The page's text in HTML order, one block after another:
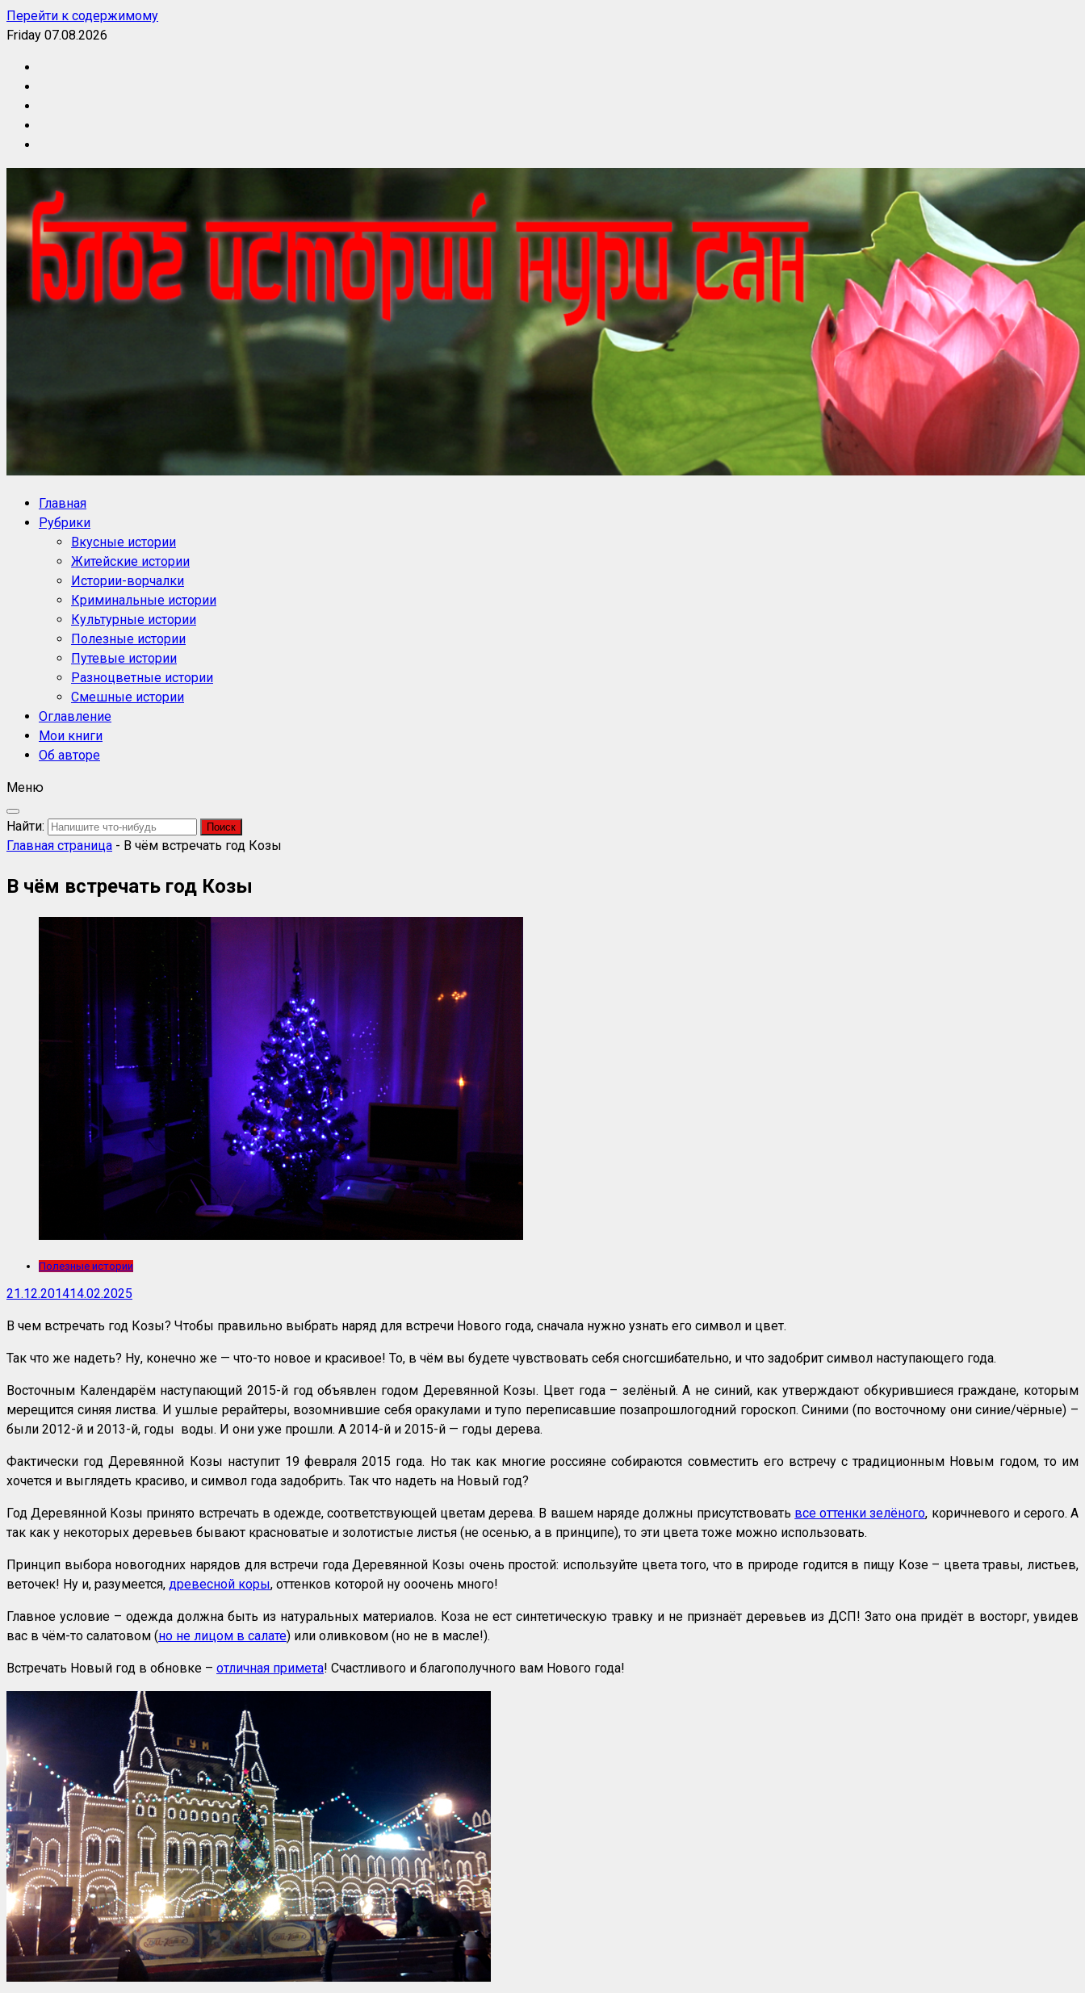
Перейти к содержимому
Friday 07.08.2026
Блог историй NoorySan
Главная
Рубрики
Вкусные истории
Житейские истории
Истории-ворчалки
Криминальные истории
Культурные истории
Полезные истории
Путевые истории
Разноцветные истории
Смешные истории
Оглавление
Мои книги
Об авторе
Меню
Найти:
Главная страница - В чём встречать год Козы
В чём встречать год Козы
Полезные истории
21.12.201414.02.2025
В чем встречать год Козы? Чтобы правильно выбрать наряд для встречи Нового года, сначала нужно узнать его символ и цвет.
Так что же надеть? Ну, конечно же — что-то новое и красивое! То, в чём вы будете чувствовать себя сногсшибательно, и что задобрит символ наступающего года.
Восточным Календарём наступающий 2015-й год объявлен годом Деревянной Козы. Цвет года – зелёный. А не синий, как утверждают обкурившиеся граждане, которым
мерещится синяя листва. И ушлые рерайтеры, возомнившие себя оракулами и тупо переписавшие позапрошлогодний гороскоп. Синими (по восточному они синие/чёрные) –
были 2012-й и 2013-й, годы воды. И они уже прошли. А 2014-й и 2015-й — годы дерева.
Фактически год Деревянной Козы наступит 19 февраля 2015 года. Но так как многие россияне собираются совместить его встречу с традиционным Новым годом, то им
хочется и выглядеть красиво, и символ года задобрить. Так что надеть на Новый год?
Год Деревянной Козы принято встречать в одежде, соответствующей цветам дерева. В вашем наряде должны присутствовать все оттенки зелёного, коричневого и серого. А
так как у некоторых деревьев бывают красноватые и золотистые листья (не осенью, а в принципе), то эти цвета тоже можно использовать.
Принцип выбора новогодних нарядов для встречи года Деревянной Козы очень простой: используйте цвета того, что в природе годится в пищу Козе – цвета травы, листьев,
веточек! Ну и, разумеется, древесной коры, оттенков которой ну ооочень много!
Главное условие – одежда должна быть из натуральных материалов. Коза не ест синтетическую травку и не признаёт деревьев из ДСП! Зато она придёт в восторг, увидев
вас в чём-то салатовом (но не лицом в салате) или оливковом (но не в масле!).
Встречать Новый год в обновке – отличная примета! Счастливого и благополучного вам Нового года!